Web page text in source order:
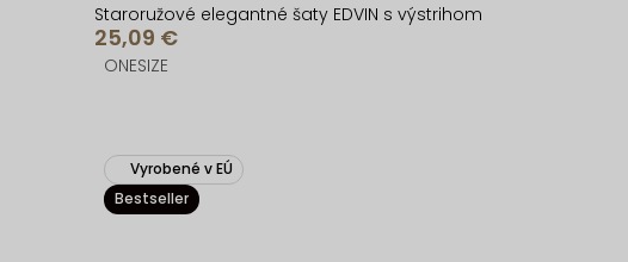
Staroružové elegantné šaty EDVIN s výstrihom
25,09 €
ONESIZE
Vyrobené v EÚ
Bestseller